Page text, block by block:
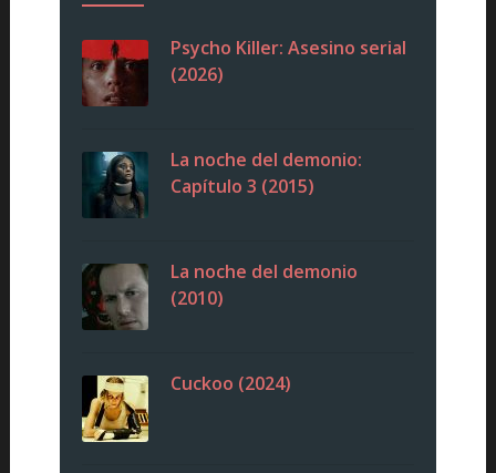
Psycho Killer: Asesino serial
(2026)
La noche del demonio:
Capítulo 3 (2015)
La noche del demonio
(2010)
Cuckoo (2024)